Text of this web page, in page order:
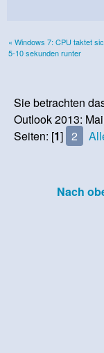
« Windows 7: CPU taktet
5-10 sekunden runter
Sie betrachten
Outlook 2013:
Seiten: [1] 2
Nach